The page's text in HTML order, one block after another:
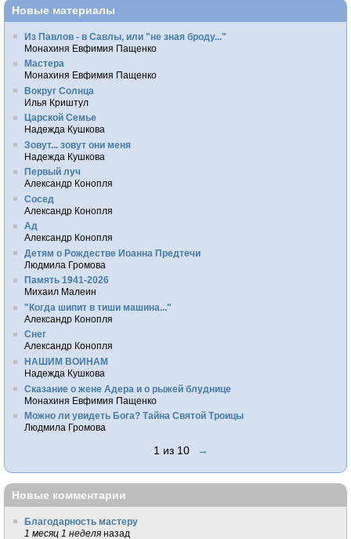
Новые материалы
Из Павлов - в Савлы, или "не зная броду..."
Монахиня Евфимия Пащенко
Мастера
Монахиня Евфимия Пащенко
Вокруг Солнца
Илья Криштул
Царской Семье
Надежда Кушкова
Зовут... зовут они меня
Надежда Кушкова
Первый луч
Александр Конопля
Сосед
Александр Конопля
Ад
Александр Конопля
Детям о Рождестве Иоанна Предтечи
Людмила Громова
Память 1941-2026
Михаил Малеин
"Когда шипит в тиши машина..."
Александр Конопля
Снег
Александр Конопля
НАШИМ ВОИНАМ
Надежда Кушкова
Сказание о жене Адера и о рыжей блуднице
Монахиня Евфимия Пащенко
Можно ли увидеть Бога? Тайна Святой Троицы
Людмила Громова
1 из 10 →
Новые комментарии
Благодарность мастеру
1 месяц 1 неделя назад